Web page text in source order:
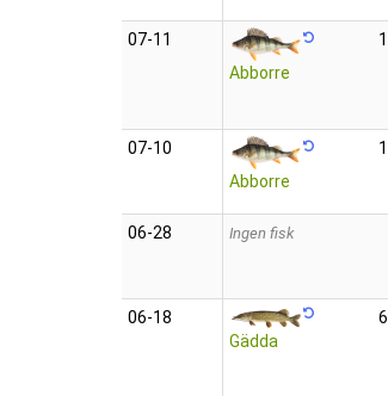
07‑11
Abborre
07‑10
Abborre
06‑28 Ingen fisk
06‑18
Gädda